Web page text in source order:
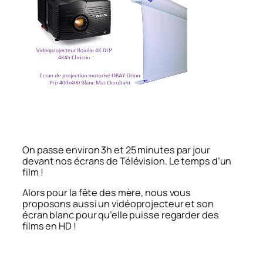
On passe environ 3h et 25 minutes par jour
devant nos écrans de Télévision. Le temps d’un
film !
Alors pour la fête des mère, nous vous
proposons aussi un vidéoprojecteur et son
écran blanc pour qu’elle puisse regarder des
films en HD !